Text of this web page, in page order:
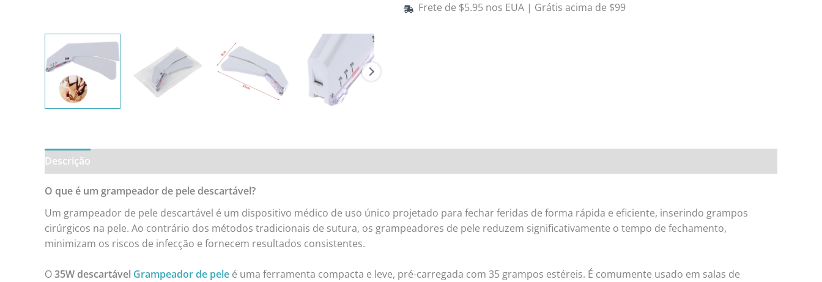
Frete de $5.95 nos EUA | Grátis acima de $99
Descrição
O que é um grampeador de pele descartável?
Um grampeador de pele descartável é um dispositivo médico de uso único projetado para fechar feridas de forma rápida e eficiente, inserindo grampos
cirúrgicos na pele. Ao contrário dos métodos tradicionais de sutura, os grampeadores de pele reduzem significativamente o tempo de fechamento,
minimizam os riscos de infecção e fornecem resultados consistentes.
O35W descartável Grampeador de pele é uma ferramenta compacta e leve, pré-carregada com 35 grampos estéreis. É comumente usado em salas de